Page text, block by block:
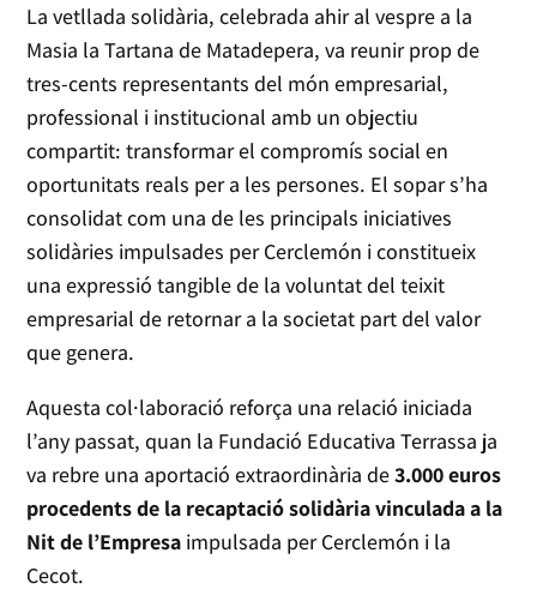
La vetllada solidària, celebrada ahir al vespre a la
Masia la Tartana de Matadepera, va reunir prop de
tres-cents representants del món empresarial,
professional i institucional amb un objectiu
compartit: transformar el compromís social en
oportunitats reals per a les persones. El sopar s’ha
consolidat com una de les principals iniciatives
solidàries impulsades per Cerclemón i constitueix
una expressió tangible de la voluntat del teixit
empresarial de retornar a la societat part del valor
que genera.
Aquesta col·laboració reforça una relació iniciada
l’any passat, quan la Fundació Educativa Terrassa ja
va rebre una aportació extraordinària de3.000 euros
procedents de la recaptació solidària vinculada a la
Nit de l’Empresa impulsada per Cerclemón i la
Cecot.